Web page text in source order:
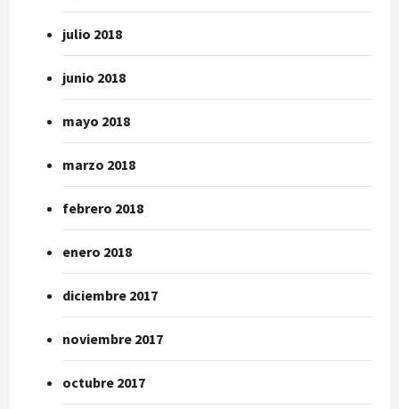
julio 2018
junio 2018
mayo 2018
marzo 2018
febrero 2018
enero 2018
diciembre 2017
noviembre 2017
octubre 2017